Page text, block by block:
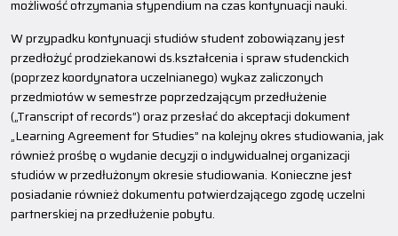
możliwość otrzymania stypendium na czas kontynuacji nauki.
W przypadku kontynuacji studiów student zobowiązany jest
przedłożyć prodziekanowi ds.kształcenia i spraw studenckich
(poprzez koordynatora uczelnianego) wykaz zaliczonych
przedmiotów w semestrze poprzedzającym przedłużenie
(„Transcript of records”) oraz przesłać do akceptacji dokument
„Learning Agreement for Studies” na kolejny okres studiowania, jak
również prośbę o wydanie decyzji o indywidualnej organizacji
studiów w przedłużonym okresie studiowania. Konieczne jest
posiadanie również dokumentu potwierdzającego zgodę uczelni
partnerskiej na przedłużenie pobytu.